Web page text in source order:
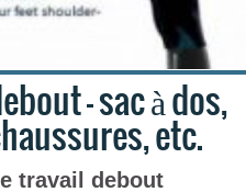
– sac à dos,
etc.
travail debout